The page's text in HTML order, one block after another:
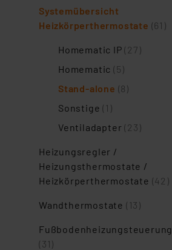
Systemübersicht
Heizkörperthermostate (61)
Homematic IP(27)
Homematic(5)
Stand-alone (8)
Sonstige(1)
Ventiladapter(23)
Heizungsregler /
Heizungsthermostate /
Heizkörperthermostate (42)
Wandthermostate (13)
Fußbodenheizungsteuerung
(31)